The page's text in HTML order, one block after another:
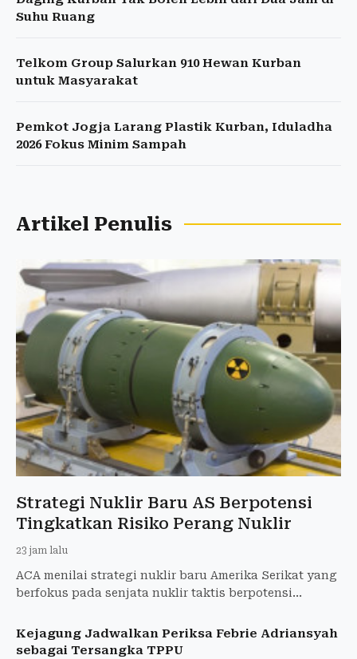
Suhu Ruang
Telkom Group Salurkan 910 Hewan Kurban
untuk Masyarakat
Pemkot Jogja Larang Plastik Kurban, Iduladha
2026 Fokus Minim Sampah
Artikel Penulis
Strategi Nuklir Baru AS Berpotensi
Tingkatkan Risiko Perang Nuklir
23 jam lalu
ACA menilai strategi nuklir baru Amerika Serikat yang
berfokus pada senjata nuklir taktis berpotensi
Kejagung Jadwalkan Periksa Febrie Adriansyah
sebagai Tersangka TPPU